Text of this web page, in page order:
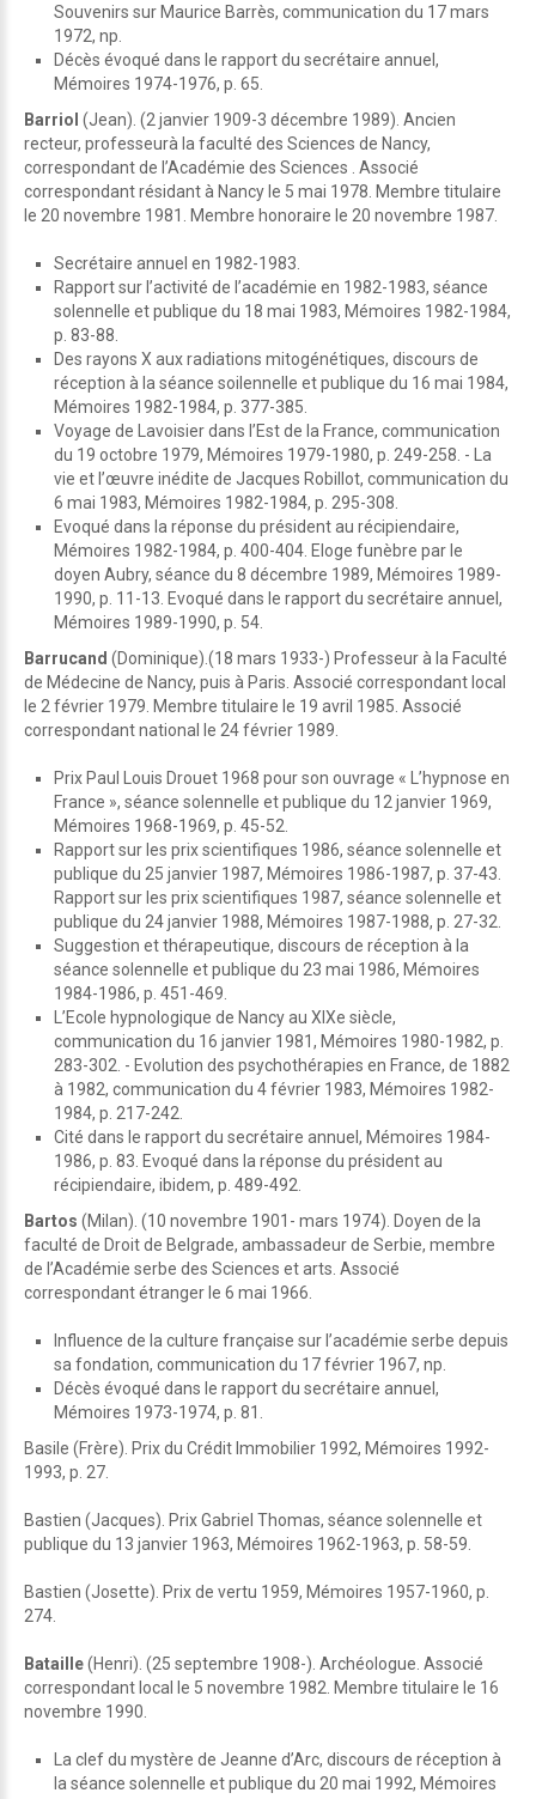
Souvenirs sur Maurice Barrès, communication du 17 mars
1972, np.
Décès évoqué dans le rapport du secrétaire annuel,
Mémoires 1974-1976, p. 65.
Barriol (Jean). (2 janvier 1909-3 décembre 1989). Ancien
recteur, professeurà la faculté des Sciences de Nancy,
correspondant de l’Académie des Sciences . Associé
correspondant résidant à Nancy le 5 mai 1978. Membre titulaire
le 20 novembre 1981. Membre honoraire le 20 novembre 1987.
Secrétaire annuel en 1982-1983.
Rapport sur l’activité de l’académie en 1982-1983, séance
solennelle et publique du 18 mai 1983, Mémoires 1982-1984,
p. 83-88.
Des rayons X aux radiations mitogénétiques, discours de
réception à la séance soilennelle et publique du 16 mai 1984,
Mémoires 1982-1984, p. 377-385.
Voyage de Lavoisier dans l’Est de la France, communication
du 19 octobre 1979, Mémoires 1979-1980, p. 249-258. - La
vie et l’œuvre inédite de Jacques Robillot, communication du
6 mai 1983, Mémoires 1982-1984, p. 295-308.
Evoqué dans la réponse du président au récipiendaire,
Mémoires 1982-1984, p. 400-404. Eloge funèbre par le
doyen Aubry, séance du 8 décembre 1989, Mémoires 1989-
1990, p. 11-13. Evoqué dans le rapport du secrétaire annuel,
Mémoires 1989-1990, p. 54.
Barrucand (Dominique).(18 mars 1933-) Professeur à la Faculté
de Médecine de Nancy, puis à Paris. Associé correspondant local
le 2 février 1979. Membre titulaire le 19 avril 1985. Associé
correspondant national le 24 février 1989.
Prix Paul Louis Drouet 1968 pour son ouvrage « L’hypnose en
France », séance solennelle et publique du 12 janvier 1969,
Mémoires 1968-1969, p. 45-52.
Rapport sur les prix scientifiques 1986, séance solennelle et
publique du 25 janvier 1987, Mémoires 1986-1987, p. 37-43.
Rapport sur les prix scientifiques 1987, séance solennelle et
publique du 24 janvier 1988, Mémoires 1987-1988, p. 27-32.
Suggestion et thérapeutique, discours de réception à la
séance solennelle et publique du 23 mai 1986, Mémoires
1984-1986, p. 451-469.
L’Ecole hypnologique de Nancy au XIXe siècle,
communication du 16 janvier 1981, Mémoires 1980-1982, p.
283-302. - Evolution des psychothérapies en France, de 1882
à 1982, communication du 4 février 1983, Mémoires 1982-
1984, p. 217-242.
Cité dans le rapport du secrétaire annuel, Mémoires 1984-
1986, p. 83. Evoqué dans la réponse du président au
récipiendaire, ibidem, p. 489-492.
Bartos (Milan). (10 novembre 1901- mars 1974). Doyen de la
faculté de Droit de Belgrade, ambassadeur de Serbie, membre
de l’Académie serbe des Sciences et arts. Associé
correspondant étranger le 6 mai 1966.
Influence de la culture française sur l’académie serbe depuis
sa fondation, communication du 17 février 1967, np.
Décès évoqué dans le rapport du secrétaire annuel,
Mémoires 1973-1974, p. 81.
Basile (Frère). Prix du Crédit Immobilier 1992, Mémoires 1992-
1993, p. 27.
Bastien (Jacques). Prix Gabriel Thomas, séance solennelle et
publique du 13 janvier 1963, Mémoires 1962-1963, p. 58-59.
Bastien (Josette). Prix de vertu 1959, Mémoires 1957-1960, p.
274.
Bataille(Henri). (25 septembre 1908-). Archéologue. Associé
correspondant local le 5 novembre 1982. Membre titulaire le 16
novembre 1990.
La clef du mystère de Jeanne d’Arc, discours de réception à
la séance solennelle et publique du 20 mai 1992, Mémoires